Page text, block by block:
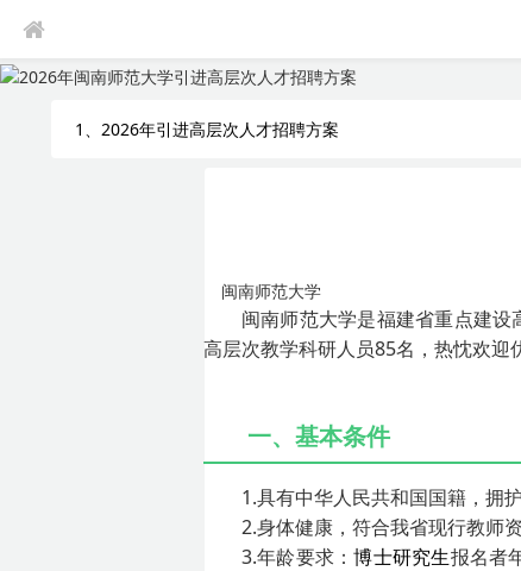
1、2026年引进高层次人才招聘方案
闽南师范大学
闽南师范大学是福建省重点建
高层次教学科研人员85名，热忱欢迎
一、基本条件
1.具有中华人民共和国国籍，拥
2.身体健康，符合我省现行教师
3.年龄要求：博士研究生报名者